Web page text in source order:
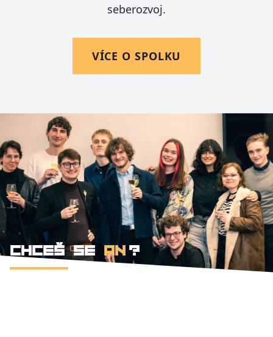
seberozvoj.
VÍCE O SPOLKU
CHCEŠ SE ?